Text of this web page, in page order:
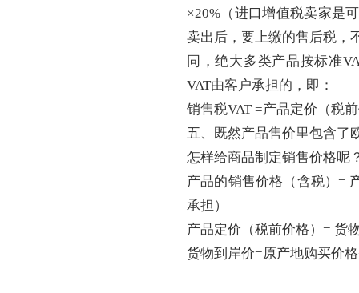
×20%（进口增值税卖家是
卖出后，要上缴的售后税，
同，绝大多类产品按标准
VAT由客户承担的，即：
销售税VAT =产品定价（税
五、既然产品售价里包含了
怎样给商品制定销售价格呢
产品的销售价格（含税）=
承担）
产品定价（税前价格） = 货
货物到岸价=原产地购买价